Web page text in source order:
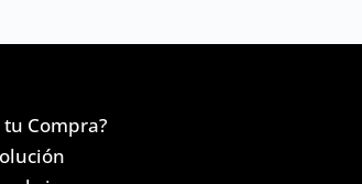
Compra?